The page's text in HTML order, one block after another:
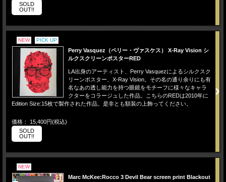
SOLD
OUT!!
NEW PICK UP
Perry Vasquez（ペリー・ヴァスケス） X-Ray Vision シ
ルクスクリーンポスターRED
LA出身のアーティスト、Perry Vasquezによるシルクスク
リーンポスター、X-Ray Vision。その名の通り余りにも有
名なあの透し能力を持つ眼鏡をモチーフに様々なキャラ
クターをコラージュした作品。こちらのREDは2010年に
Edition Size:15枚で製作された作品。是非とも額装の上飾ってください。
価格： 15,400円(税込)
SOLD
OUT!!
NEW
Marc McKee:Rocco 3 Devil Bear screen print Blackout